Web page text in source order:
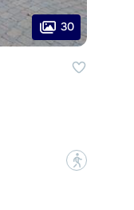
30
?